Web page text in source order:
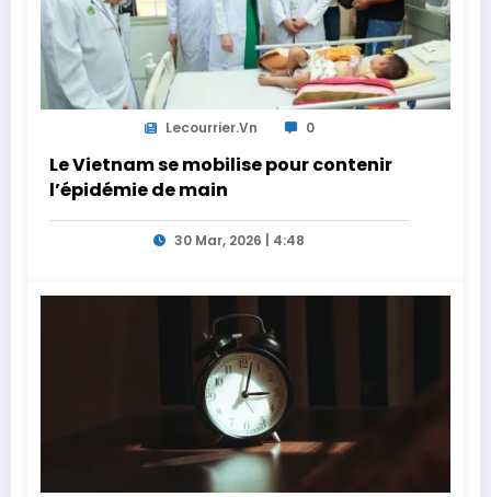
Lecourrier.vn 0
Le Vietnam se mobilise pour contenir
l’épidémie de main
30 Mar, 2026 | 4:48